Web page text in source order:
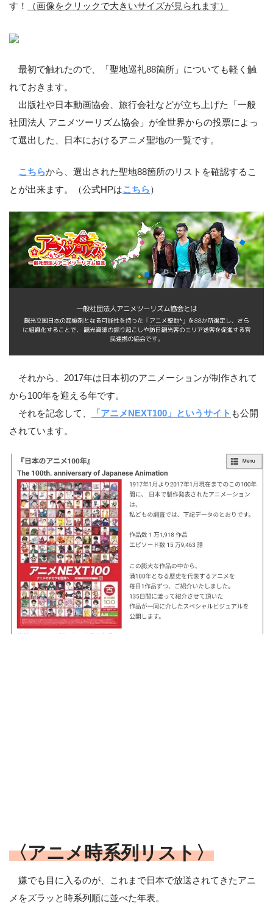
す！
（画像をクリックで大きいサイズが見られます）
最初で触れたので、「聖地巡礼88箇所」についても軽く触
れておきます。
出版社や日本動画協会、旅行会社などが立ち上げた「一般
社団法人 アニメツーリズム協会」が全世界からの投票によっ
て選出した、日本におけるアニメ聖地の一覧です。
こちらから、選出された聖地88箇所のリストを確認するこ
とが出来ます。（公式HPはこちら）
それから、2017年は日本初のアニメーションが制作されて
から100年を迎える年です。
それを記念して、
「アニメNEXT100」というサイト も公開
されています。
〈アニメ時系列リスト〉
嫌でも目に入るのが、これまで日本で放送されてきたアニ
メをズラッと時系列順に並べた年表。